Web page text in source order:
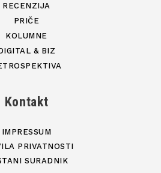
RECENZIJA
PRIČE
KOLUMNE
& BIZ
Kontakt
IMPRESSUM
PRIVATNOSTI
SURADNIK